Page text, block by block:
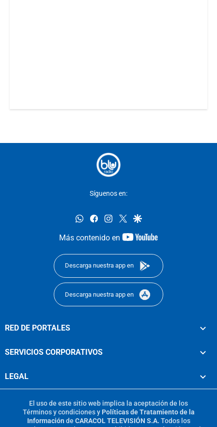
Síguenos en:
whatsappfacebookinstagram
twittergoogle
Más contenido en
youtube-
Descarga nuestra app en
Descarga nuestra app en
RED DE PORTALES
SERVICIOS CORPORATIVOS
LEGAL
El uso de este sitio web implica la aceptación de los
Términos y condicionesy Políticas de Tratamiento de la
Información de CARACOL TELEVISIÓN S.A. Todos los